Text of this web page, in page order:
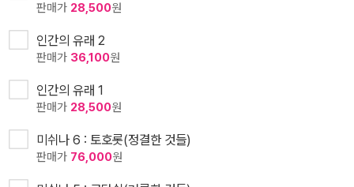
판매가 28,500원
인간의 유래 2
판매가 36,100원
인간의 유래 1
판매가 28,500원
미쉬나 6 : 토호롯(정결한 것들)
판매가 76,000원